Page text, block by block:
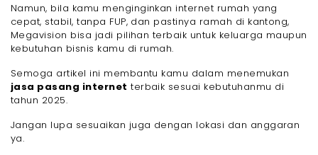
Namun, bila kamu menginginkan internet rumah yang
cepat, stabil, tanpa FUP, dan pastinya ramah di kantong,
Megavision bisa jadi pilihan terbaik untuk keluarga maupun
kebutuhan bisnis kamu di rumah.
Semoga artikel ini membantu kamu dalam menemukan
jasa pasang internet terbaik sesuai kebutuhanmu di
tahun 2025.
Jangan lupa sesuaikan juga dengan lokasi dan anggaran
ya.